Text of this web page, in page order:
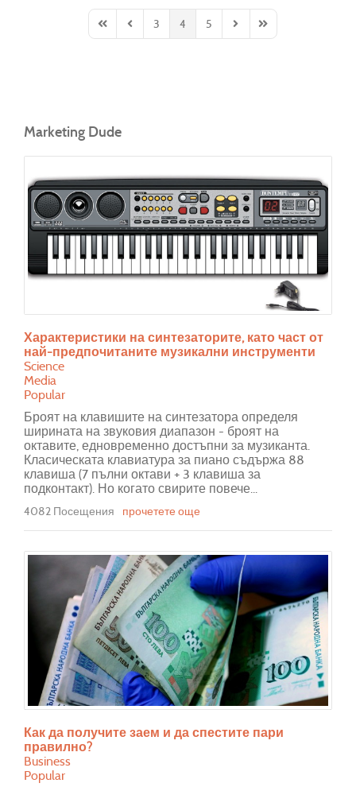
First PagePrevious Page
3 4 5 Next PageLast Page
Marketing Dude
Характеристики на синтезаторите, като част от
най-предпочитаните музикални инструменти
Science
Media
Popular
Броят на клавишите на синтезатора определя
ширината на звуковия диапазон - броят на
октавите, едновременно достъпни за музиканта.
Класическата клавиатура за пиано съдържа 88
клавиша (7 пълни октави + 3 клавиша за
подконтакт). Но когато свирите повече...
4082 Посещения прочетете още
Как да получите заем и да спестите пари
правилно?
Business
Popular